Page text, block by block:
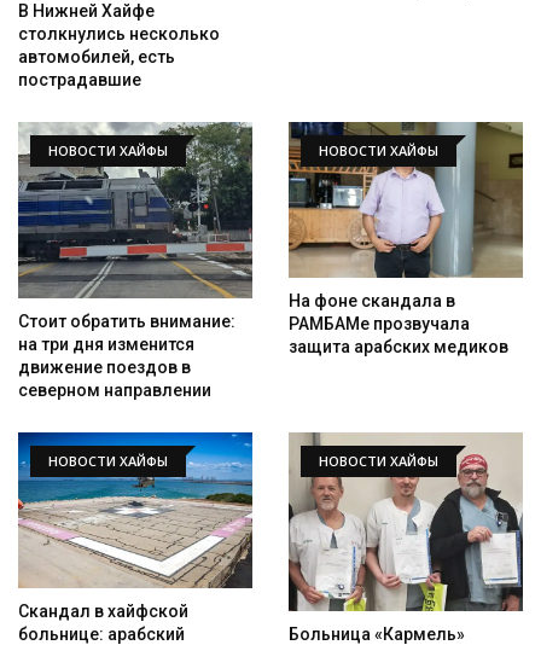
В Нижней Хайфе
столкнулись несколько
автомобилей, есть
пострадавшие
НОВОСТИ ХАЙФЫ
Стоит обратить внимание:
на три дня изменится
движение поездов в
северном направлении
НОВОСТИ ХАЙФЫ
На фоне скандала в
РАМБАМе прозвучала
защита арабских медиков
НОВОСТИ ХАЙФЫ
Скандал в хайфской
больнице: арабский
НОВОСТИ ХАЙФЫ
Больница «Кармель»